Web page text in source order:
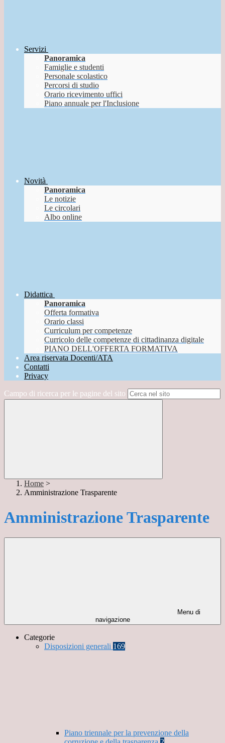
Servizi
Panoramica
Famiglie e studenti
Personale scolastico
Percorsi di studio
Orario ricevimento uffici
Piano annuale per l'Inclusione
Novità
Panoramica
Le notizie
Le circolari
Albo online
Didattica
Panoramica
Offerta formativa
Orario classi
Curriculum per competenze
Curricolo delle competenze di cittadinanza digitale
PIANO DELL'OFFERTA FORMATIVA
Area riservata Docenti/ATA
Contatti
Privacy
Campo di ricerca per le pagine del sito
Home >
Amministrazione Trasparente
Amministrazione Trasparente
Menu di
navigazione
Categorie
Disposizioni generali 169
Piano triennale per la prevenzione della